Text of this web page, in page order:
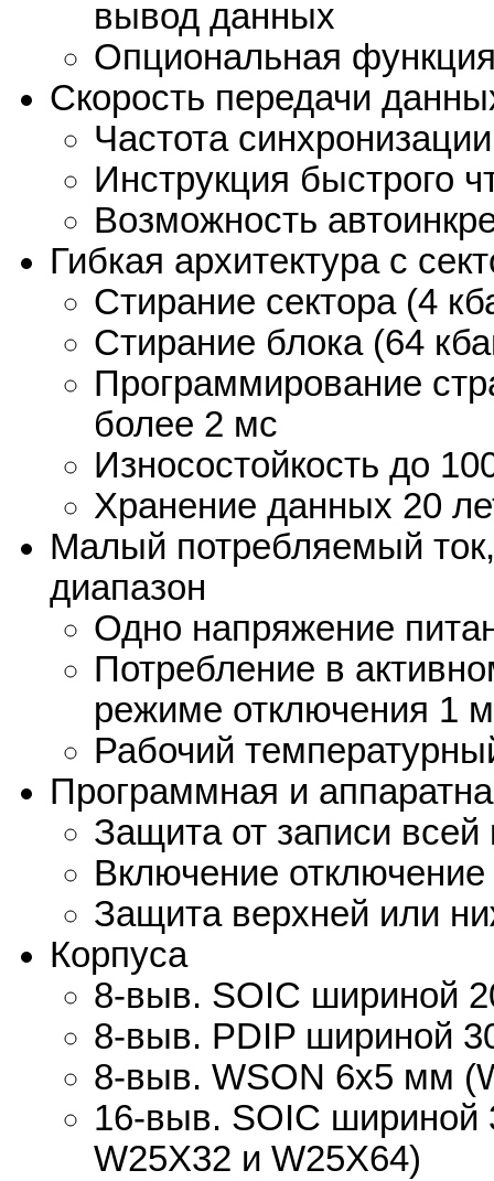
вывод данных
Опциональная
Скорость передачи
Частота
Инструкция быстрого
Возможность
Гибкая архитектура с
Стирание сектора (4
Стирание блока (64
Программирование
более 2 мс
Износостойкость до
Хранение данных 20
Малый потребляемый
диапазон
Одно напряжение
Потребление в
режиме отключения 1
Рабочий
Программная и
Защита от записи
Включение
Защита верхней или
Корпуса
8-выв. SOIC шириной
8-выв. PDIP шириной
8-выв. WSON 6x5 мм
16-выв. SOIC
W25X32 и W25X64)